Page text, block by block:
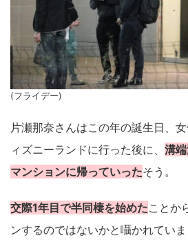
(フライデー)
片瀬那奈さんはこの年の誕生日、
ィズニーランドに行った後に、 溝
マンションに帰っていったそう。
交際1年目で半同棲を始めたことか
ンするのではないかと囁かれていま